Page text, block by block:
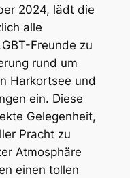
2024, lädt die
alle
Freunde zu
rund um
Harkortsee und
ein. Diese
Gelegenheit,
Pracht zu
Atmosphäre
einen tollen